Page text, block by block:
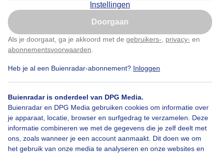
Instellingen
Doorgaan
Als je doorgaat, ga je akkoord met de gebruikers- privacy- en
abonnementsvoorwaarden
Heb je al een Buienradar-abonnement? Inloggen
Buienradar is onderdeel van DPG Media.
Buienradar en DPG Media gebruiken cookies om informatie over
je apparaat, locatie, browser en surfgedrag te verzamelen. Deze
informatie combineren we met de gegevens die je zelf deelt met
ons, zoals wanneer je een account aanmaakt. Dit doen we om
het gebruik van onze media te analyseren en onze websites en
Over Buienradar
Bedrijfsgegevens
Veelgestelde vragen
Contact
Toegankelijkheid
Nu niet, misschien later
Klik hierom dit aan te passen